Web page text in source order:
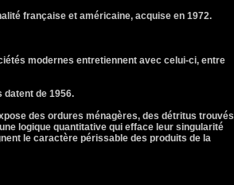
française et américaine, acquise en 1972.
modernes entretiennent avec celui-ci, entre
de 1956.
des ordures ménagères, des détritus trouvés
logique quantitative qui efface leur singularité
le caractère périssable des produits de la